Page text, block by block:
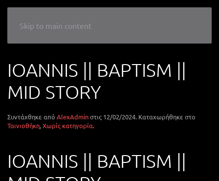
Skip to main content
LIKE A WEDDING
IOANNIS || BAPTISM ||
MID STORY
Συντάχθηκε από AlexAdminστις 12/02/2024. Καταχωρήθηκε στο
Ταινιοθήκη,Χωρίς κατηγορία.
IOANNIS || BAPTISM ||